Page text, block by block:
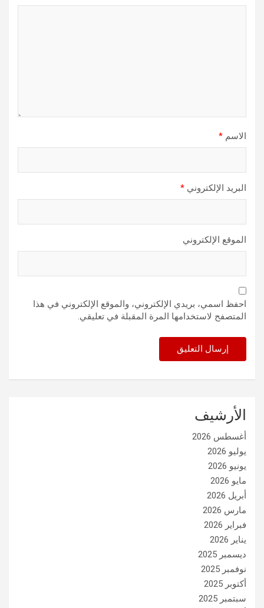
الاسم *
البريد الإلكتروني *
الموقع الإلكتروني
احفظ اسمي، بريدي الإلكتروني، والموقع الإلكتروني في هذا
المتصفح لاستخدامها المرة المقبلة في تعليقي.
الأرشيف
أغسطس 2026
يوليو 2026
يونيو 2026
مايو 2026
أبريل 2026
مارس 2026
فبراير 2026
يناير 2026
ديسمبر 2025
نوفمبر 2025
أكتوبر 2025
سبتمبر 2025